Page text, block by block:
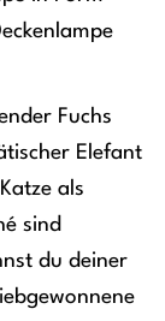
Fuchs
Elefant
als
sind
du deiner